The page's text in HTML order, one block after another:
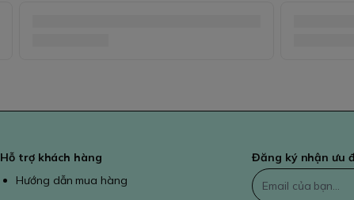
Hỗ trợ khách hàng
Hướng dẫn mua hàng
Đăng ký nhận ưu